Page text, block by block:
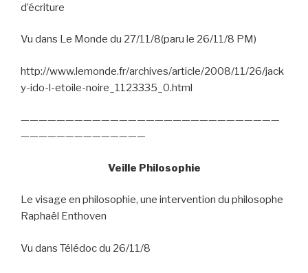
d’écriture
Vu dans Le Monde du 27/11/8(paru le 26/11/8 PM)
http://www.lemonde.fr/archives/article/2008/11/26/jack
y-ido-l-etoile-noire_1123335_0.html
—————————————————————————————
——————————————
Veille Philosophie
Le visage en philosophie, une intervention du philosophe
Raphaël Enthoven
Vu dans Télédoc du 26/11/8